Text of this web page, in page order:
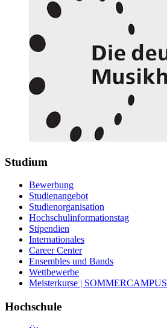
Studium
Bewerbung
Studienangebot
Studienorganisation
Hochschulinformationstag
Stipendien
Internationales
Career Center
Ensembles und Bands
Wettbewerbe
Meisterkurse | SOMMERCAMPUS
Hochschule